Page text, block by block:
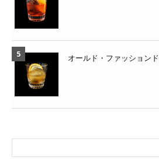
オールド・ファッションド